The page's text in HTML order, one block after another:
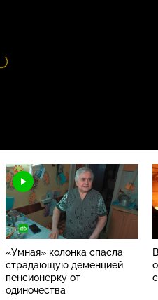
Видео
проигрыватель
«Умная» колонка спасла
страдающую деменцией
пенсионерку от
одиночества